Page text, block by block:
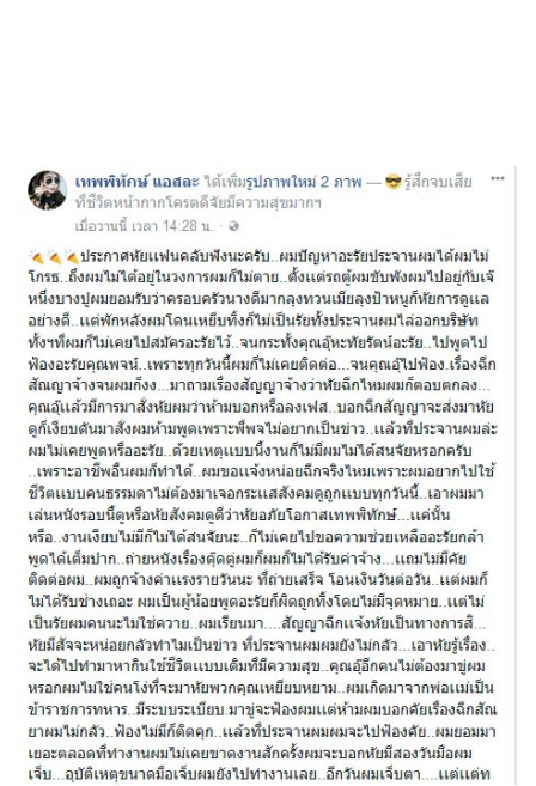
ท่อง
เที่ยว
สูตร
อาหาร
ง่ายๆ
ช้อป
ปิ้ง
รถยนต์
บ้าน
และ
การ
ตกแต่ง
มือ
ถือ
ราคา
ทอง